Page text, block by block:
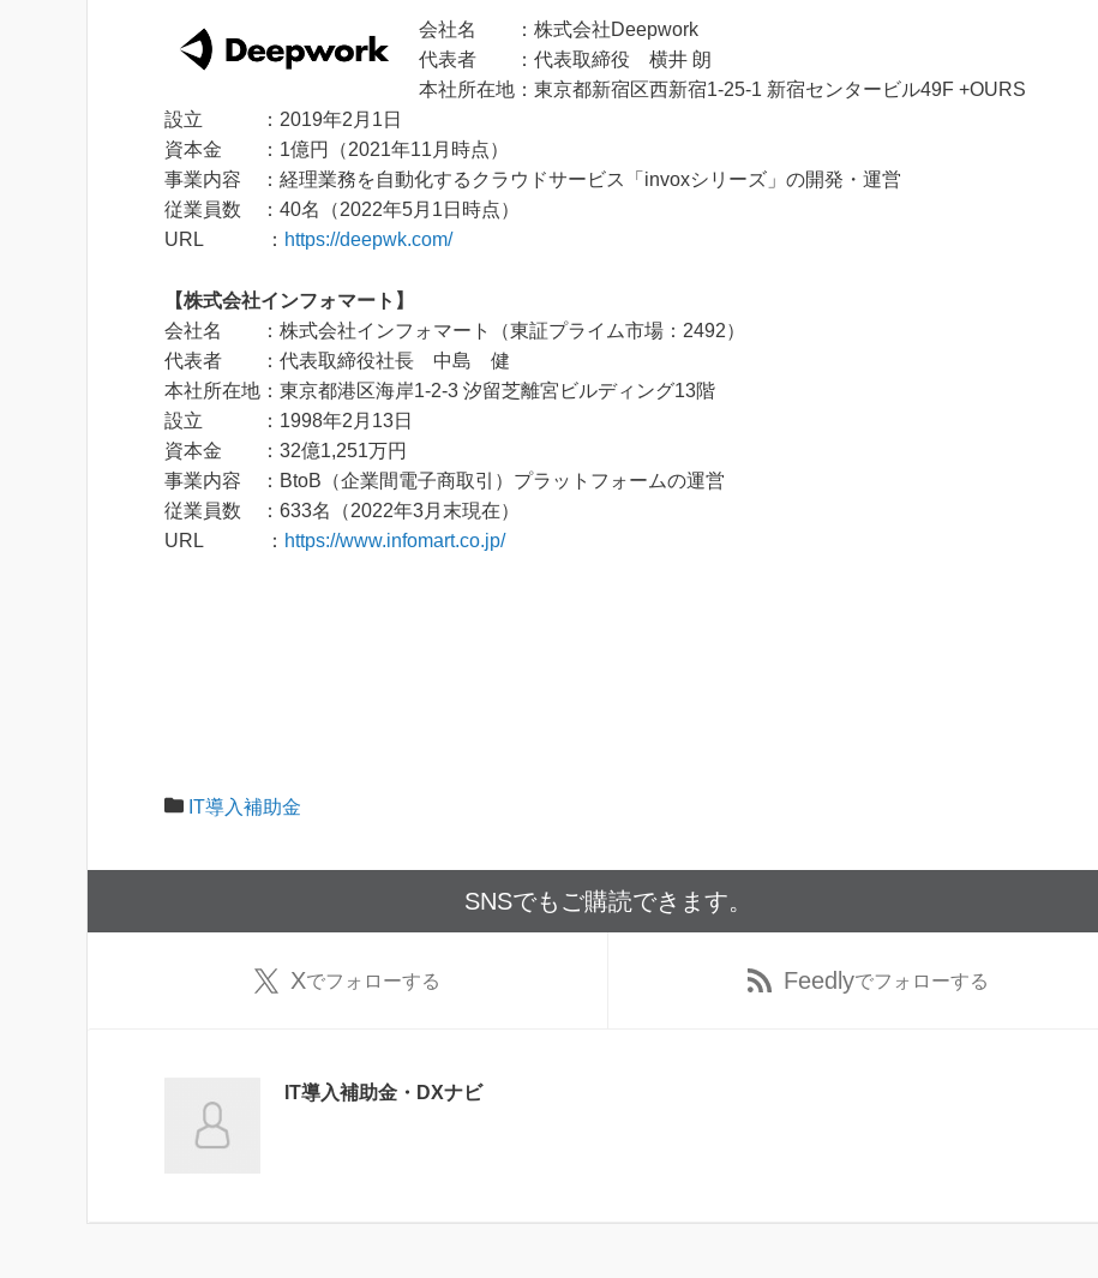
会社名 ：株式会社Deepwork
代表者 ：代表取締役 横井 朗
本社所在地：東京都新宿区西新宿1-25-1 新宿センタービル49F +OURS
設立 ：2019年2月1日
資本金 ：1億円（2021年11月時点）
事業内容 ：経理業務を自動化するクラウドサービス「invoxシリーズ」の開発・運営
従業員数 ：40名（2022年5月1日時点）
URL ： https://deepwk.com/
【株式会社インフォマート】
会社名 ：株式会社インフォマート（東証プライム市場：2492）
代表者 ：代表取締役社長 中島 健
本社所在地：東京都港区海岸1-2-3 汐留芝離宮ビルディング13階
設立 ：1998年2月13日
資本金 ：32億1,251万円
事業内容 ：BtoB（企業間電子商取引）プラットフォームの運営
従業員数 ：633名（2022年3月末現在）
URL ： https://www.infomart.co.jp/
IT導入補助金
SNSでもご購読できます。
Xでフォローする Feedlyでフォローする
IT導入補助金・DXナビ